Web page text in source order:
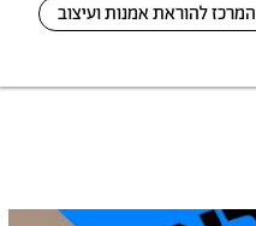
המרכז להוראת אמנות ועיצוב